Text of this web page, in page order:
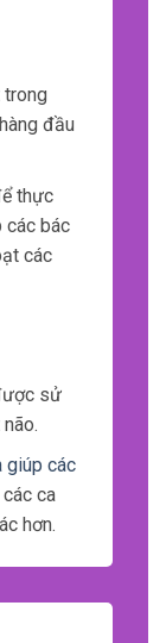
trong
đầu
thực
các bác
các
sử
giúp các
ca
hơn.